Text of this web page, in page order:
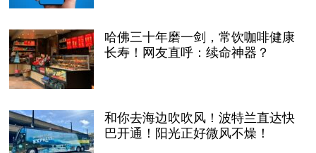
哈佛三十年磨一剑，常饮咖啡健康
长寿！网友直呼：续命神器？
和你去海边吹吹风！波特兰直达快
巴开通！阳光正好微风不燥！